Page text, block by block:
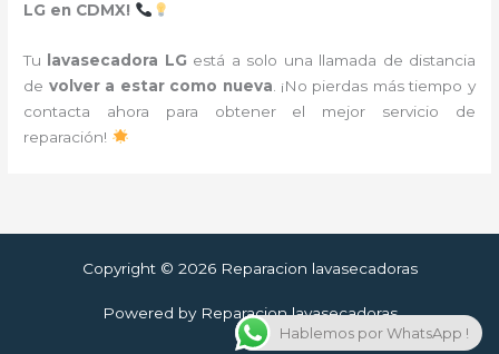
LG en CDMX!
Tu lavasecadora LG está a solo una llamada de distancia
de volver a estar como nueva . ¡No pierdas más tiempo y
contacta ahora para obtener el mejor servicio de
reparación!
Copyright © 2026 Reparacion lavasecadoras
Powered by Reparacion lavasecadoras
Hablemos por WhatsApp !